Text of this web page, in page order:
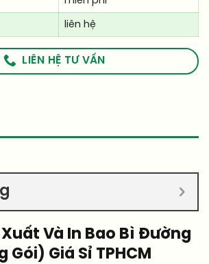
liên hệ
LIÊN HỆ TƯ VẤN
Và In Bao Bì Đường
Giá Sỉ TPHCM